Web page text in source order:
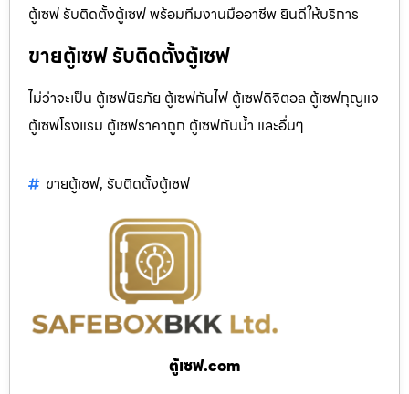
ตู้เซฟ รับติดตั้งตู้เซฟ พร้อมทีมงานมืออาชีพ ยินดีให้บริการ
ขายตู้เซฟ รับติดตั้งตู้เซฟ
ไม่ว่าจะเป็น ตู้เซฟนิรภัย ตู้เซฟกันไฟ ตู้เซฟดิจิตอล ตู้เซฟกุญแจ
ตู้เซฟโรงแรม ตู้เซฟราคาถูก ตู้เซฟกันน้ำ และอื่นๆ
ขายตู้เซฟ, รับติดตั้งตู้เซฟ
ตู้เซฟ.com